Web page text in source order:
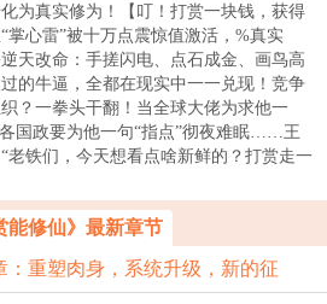
为真实修为！【叮！打赏一块钱，获得
掌心雷”被十万点震惊值激活，%真实
天改命：手搓闪电、点石成金、画鸟高
的牛逼，全都在现实中一一兑现！竞争
？一拳头干翻！当全球大佬为求他一
国政要为他一句“指点”彻夜难眠……王
老铁们，今天想看点啥新鲜的？打赏走一
能修仙》最新章节
：重塑肉身，系统升级，新的征